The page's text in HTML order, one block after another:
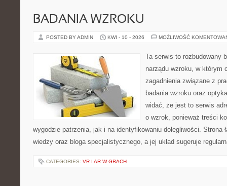
BADANIA WZROKU
POSTED BY ADMIN KWI - 10 - 2026 MOŻLIWOŚĆ
Ta serwis to rozbudowany
narządu wzroku, w którym
zagadnienia związane z
badania wzroku oraz
widać, że jest to serwis
o wzrok, ponieważ treści
wygodzie patrzenia, jak i na identyfikowaniu dolegliwości. Strona
wiedzy oraz bloga specjalistycznego, a jej układ sugeruje
CATEGORIES: VR I AR W GRACH